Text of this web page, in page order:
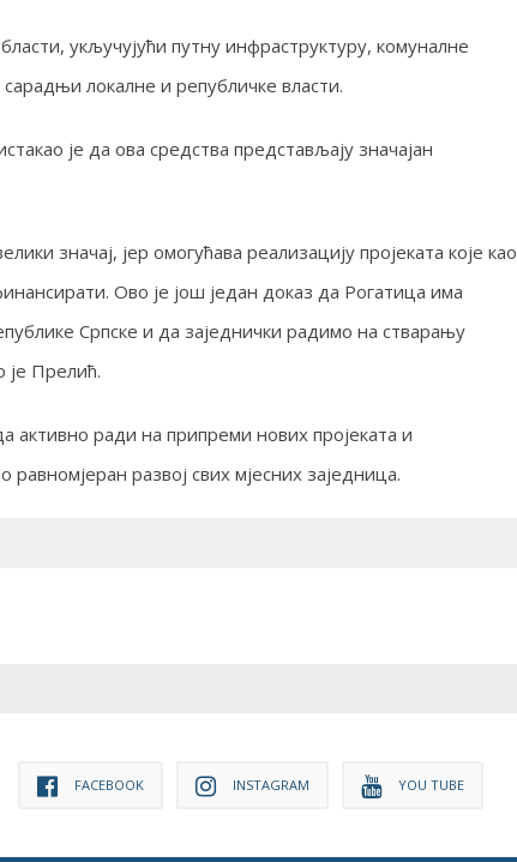
укључујући путну инфраструктуру, комуналне
локалне и републичке власти.
је да ова средства представљају значајан
значај, јер омогућава реализацију пројеката које као
Ово је још један доказ да Рогатица има
Српске и да заједнички радимо на стварању
је Прелић.
активно ради на припреми нових пројеката и
развој свих мјесних заједница.
FACEBOOK INSTAGRAM YOU TUBE